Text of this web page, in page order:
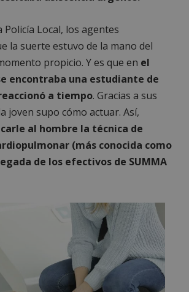
Policía Local, los agentes
la suerte estuvo de la mano del
propicio. Y es que en el
encontraba una estudiante de
a tiempo. Gracias a sus
joven supo cómo actuar. Así,
al hombre la técnica de
(más conocida como
de los efectivos de SUMMA